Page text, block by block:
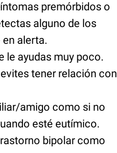
premórbidos o
alguno de los
alerta.
le ayudas muy poco.
tener relación con
amigo como si no
esté eutímico.
bipolar como